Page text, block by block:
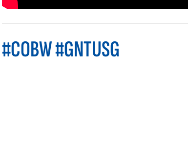
#COBW #GNTUSG